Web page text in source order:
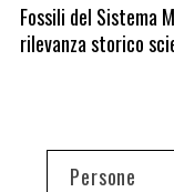
Fossili del Sistema
rilevanza storico
Persone